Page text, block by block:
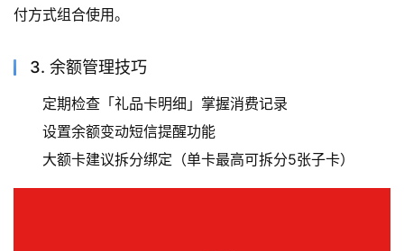
付方式组合使用。
3. 余额管理技巧
定期检查「礼品卡明细」掌握消费记录
设置余额变动短信提醒功能
大额卡建议拆分绑定（单卡最高可拆分5张子卡）